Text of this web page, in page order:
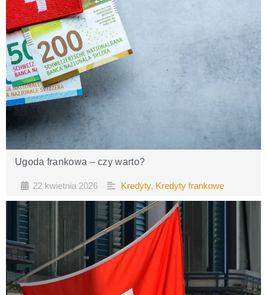
Ugoda frankowa – czy warto?
22 kwietnia 2026 Kredyty, Kredyty frankowe